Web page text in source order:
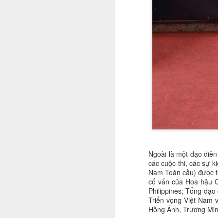
Ngoài là một đạo
các cuộc thi, các sự
Nam Toàn cầu) được
cố vấn của Hoa hậu
Philippines; Tổng
Triển vọng Việt Nam
Hồng Ánh, Trương